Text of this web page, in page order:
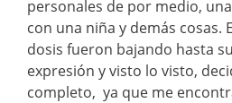
personales de por medio,
con una niña y demás cosas.
dosis fueron bajando hasta
expresión y visto lo visto,
completo, ya que me